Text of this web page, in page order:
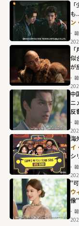
の恋模様が反響
を呼んだ「与晋
長安」"
width="304"
height="203"
loading="lazy"
fetchpriority="h
igh">
も
ン
絆"
チェン・シャオ
(陳暁)の渾身の役
作りが反響を呼
んだ骨太な時代
劇「大生意人～
大商人への道
～」"
width="304"
height="203"
loading="lazy"
fetchpriority="h
igh">
似
が
ヤン・ヤン(楊洋)
の無双ぶり...アニ
メやゲーム化で
も人気を集め
る"韓立"の再現
度が反響を呼ん
だ「凡人修仙
伝」"
中
ニ
反
イ・ジェフンの
最高のアタリ
役！「模範タク
シー」シリーズ
海
イ
シ
"
ウ
像